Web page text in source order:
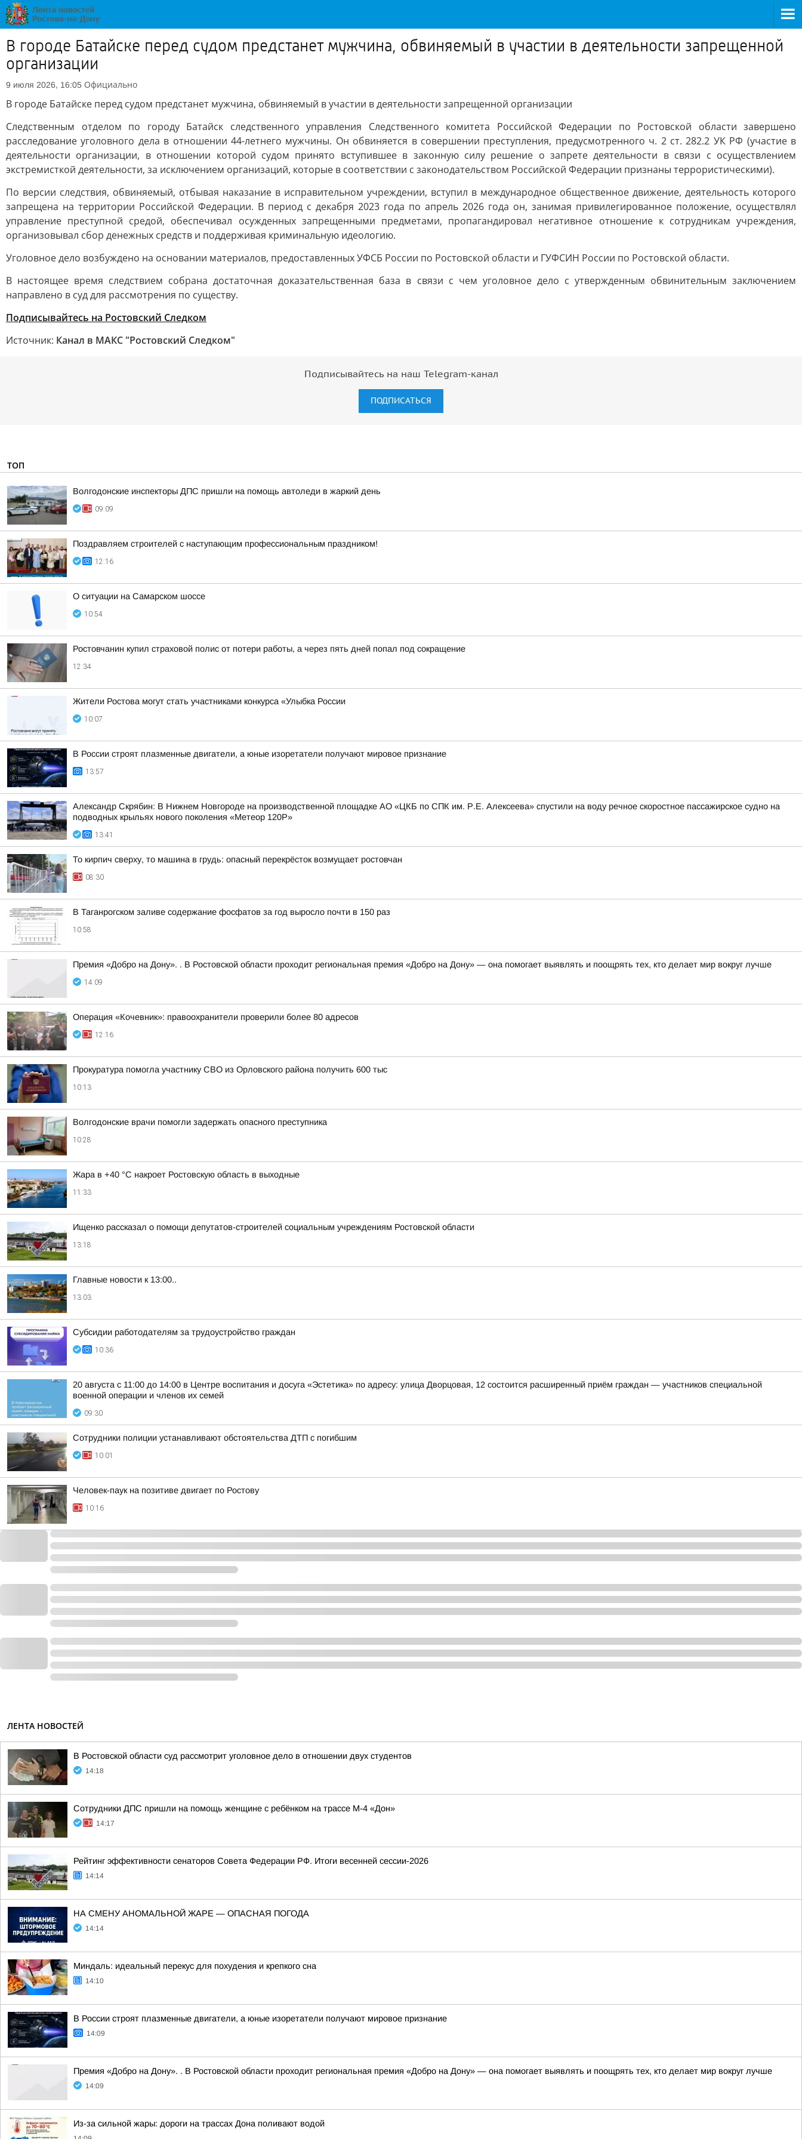
В городе Батайске перед судом предстанет мужчина, обвиняемый в участии в деятельности запрещенной
организации
9 июля 2026, 16:05 Официально
В городе Батайске перед судом предстанет мужчина, обвиняемый в участии в деятельности запрещенной организации
Следственным отделом по городу Батайск следственного управления Следственного комитета Российской Федерации по Ростовской области завершено
расследование уголовного дела в отношении 44-летнего мужчины. Он обвиняется в совершении преступления, предусмотренного ч. 2 ст. 282.2 УК РФ (участие в
деятельности организации, в отношении которой судом принято вступившее в законную силу решение о запрете деятельности в связи с осуществлением
экстремисткой деятельности, за исключением организаций, которые в соответствии с законодательством Российской Федерации признаны террористическими).
По версии следствия, обвиняемый, отбывая наказание в исправительном учреждении, вступил в международное общественное движение, деятельность которого
запрещена на территории Российской Федерации. В период с декабря 2023 года по апрель 2026 года он, занимая привилегированное положение, осуществлял
управление преступной средой, обеспечивал осужденных запрещенными предметами, пропагандировал негативное отношение к сотрудникам учреждения,
организовывал сбор денежных средств и поддерживая криминальную идеологию.
Уголовное дело возбуждено на основании материалов, предоставленных УФСБ России по Ростовской области и ГУФСИН России по Ростовской области.
В настоящее время следствием собрана достаточная доказательственная база в связи с чем уголовное дело с утвержденным обвинительным заключением
направлено в суд для рассмотрения по существу.
Подписывайтесь на Ростовский Следком
Источник: Канал в МАКС "Ростовский Следком"
Подписывайтесь на наш Telegram-канал
ПОДПИСАТЬСЯ
ТОП
Волгодонские инспекторы ДПС пришли на помощь автоледи в жаркий день
09:09
Поздравляем строителей с наступающим профессиональным праздником!
12:16
О ситуации на Самарском шоссе
10:54
Ростовчанин купил страховой полис от потери работы, а через пять дней попал под сокращение
12:34
Жители Ростова могут стать участниками конкурса «Улыбка России
10:07
В России строят плазменные двигатели, а юные изоретатели получают мировое признание
13:57
Александр Скрябин: В Нижнем Новгороде на производственной площадке АО «ЦКБ по СПК им. Р.Е. Алексеева» спустили на воду речное скоростное пассажирское судно на
подводных крыльях нового поколения «Метеор 120Р»
13:41
То кирпич сверху, то машина в грудь: опасный перекрёсток возмущает ростовчан
08:30
В Таганрогском заливе содержание фосфатов за год выросло почти в 150 раз
10:58
Премия «Добро на Дону». . В Ростовской области проходит региональная премия «Добро на Дону» — она помогает выявлять и поощрять тех, кто делает мир вокруг лучше
14:09
Операция «Кочевник»: правоохранители проверили более 80 адресов
12:16
Прокуратура помогла участнику СВО из Орловского района получить 600 тыс
10:13
Волгодонские врачи помогли задержать опасного преступника
10:28
Жара в +40 °С накроет Ростовскую область в выходные
11:33
Ищенко рассказал о помощи депутатов-строителей социальным учреждениям Ростовской области
13:18
Главные новости к 13:00..
13:03
Субсидии работодателям за трудоустройство граждан
10:36
20 августа с 11:00 до 14:00 в Центре воспитания и досуга «Эстетика» по адресу: улица Дворцовая, 12 состоится расширенный приём граждан — участников специальной
военной операции и членов их семей
09:30
Сотрудники полиции устанавливают обстоятельства ДТП с погибшим
10:01
Человек-паук на позитиве двигает по Ростову
10:16
ЛЕНТА НОВОСТЕЙ
В Ростовской области суд рассмотрит уголовное дело в отношении двух студентов
14:18
Сотрудники ДПС пришли на помощь женщине с ребёнком на трассе М-4 «Дон»
14:17
Рейтинг эффективности сенаторов Совета Федерации РФ. Итоги весенней сессии-2026
14:14
НА СМЕНУ АНОМАЛЬНОЙ ЖАРЕ — ОПАСНАЯ ПОГОДА
14:14
Миндаль: идеальный перекус для похудения и крепкого сна
14:10
В России строят плазменные двигатели, а юные изоретатели получают мировое признание
14:09
Премия «Добро на Дону». . В Ростовской области проходит региональная премия «Добро на Дону» — она помогает выявлять и поощрять тех, кто делает мир вокруг лучше
14:09
Из-за сильной жары: дороги на трассах Дона поливают водой